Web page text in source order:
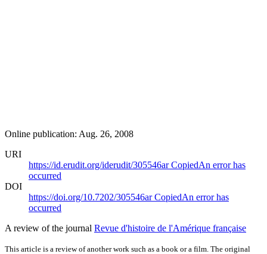
Online publication: Aug. 26, 2008
URI
https://id.erudit.org/iderudit/305546arCopiedAn error has
occurred
DOI
https://doi.org/10.7202/305546arCopiedAn error has
occurred
A review of the journal Revue d'histoire de l'Amérique française
This article is a review of another work such as a book or a film. The original